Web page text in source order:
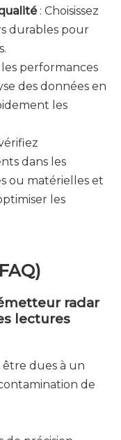
: Choisissez
durables pour
performances
des données en
les
dans les
ou matérielles et
les
radar
lectures
dues à un
de